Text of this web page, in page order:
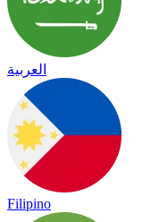
العربية
Filipino